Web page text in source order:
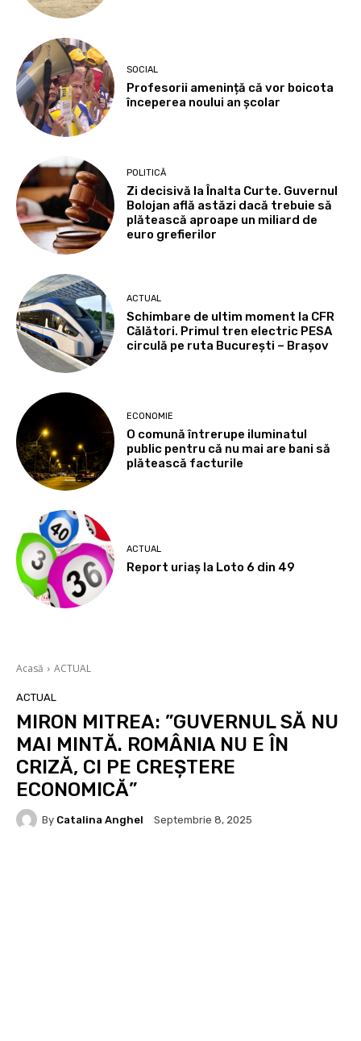
SOCIAL
Profesorii amenință că vor boicota
începerea noului an școlar
POLITICĂ
Zi decisivă la Înalta Curte. Guvernul
Bolojan află astăzi dacă trebuie să
plătească aproape un miliard de
euro grefierilor
ACTUAL
Schimbare de ultim moment la CFR
Călători. Primul tren electric PESA
circulă pe ruta București – Brașov
ECONOMIE
O comună întrerupe iluminatul
public pentru că nu mai are bani să
plătească facturile
ACTUAL
Report uriaș la Loto 6 din 49